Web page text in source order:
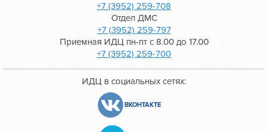
+7 (3952) 259-708
Отдел ДМС
+7 (3952) 259-797
Приемная ИДЦ пн-пт с 8.00 до 17.00
+7 (3952) 259-700
ИДЦ в социальных сетях:
ВКОНТАКТЕ